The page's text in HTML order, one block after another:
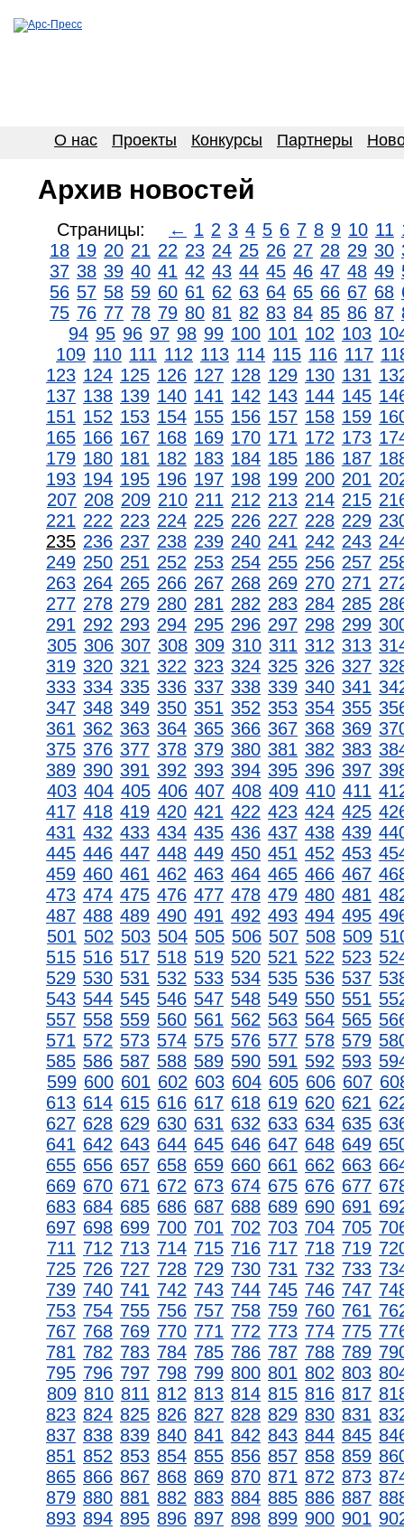
О нас Проекты Конкурсы Партнеры
Архив новостей
Страницы: ← 1 2 3 4 5 6 7 8 9 10 11
18 19 20 21 22 23 24 25 26 27 28 29 30
37 38 39 40 41 42 43 44 45 46 47 48 49
56 57 58 59 60 61 62 63 64 65 66 67 68
75 76 77 78 79 80 81 82 83 84 85 86 87
94 95 96 97 98 99 100 101 102 103
109 110 111 112 113 114 115 116 117
123 124 125 126 127 128 129 130 131
137 138 139 140 141 142 143 144 145
151 152 153 154 155 156 157 158 159
165 166 167 168 169 170 171 172 173
179 180 181 182 183 184 185 186 187
193 194 195 196 197 198 199 200 201
207 208 209 210 211 212 213 214 215
221 222 223 224 225 226 227 228 229
235 236 237 238 239 240 241 242 243
249 250 251 252 253 254 255 256 257
263 264 265 266 267 268 269 270 271
277 278 279 280 281 282 283 284 285
291 292 293 294 295 296 297 298 299
305 306 307 308 309 310 311 312 313
319 320 321 322 323 324 325 326 327
333 334 335 336 337 338 339 340 341
347 348 349 350 351 352 353 354 355
361 362 363 364 365 366 367 368 369
375 376 377 378 379 380 381 382 383
389 390 391 392 393 394 395 396 397
403 404 405 406 407 408 409 410 411
417 418 419 420 421 422 423 424 425
431 432 433 434 435 436 437 438 439
445 446 447 448 449 450 451 452 453
459 460 461 462 463 464 465 466 467
473 474 475 476 477 478 479 480 481
487 488 489 490 491 492 493 494 495
501 502 503 504 505 506 507 508 509
515 516 517 518 519 520 521 522 523
529 530 531 532 533 534 535 536 537
543 544 545 546 547 548 549 550 551
557 558 559 560 561 562 563 564 565
571 572 573 574 575 576 577 578 579
585 586 587 588 589 590 591 592 593
599 600 601 602 603 604 605 606 607
613 614 615 616 617 618 619 620 621
627 628 629 630 631 632 633 634 635
641 642 643 644 645 646 647 648 649
655 656 657 658 659 660 661 662 663
669 670 671 672 673 674 675 676 677
683 684 685 686 687 688 689 690 691
697 698 699 700 701 702 703 704 705
711 712 713 714 715 716 717 718 719
725 726 727 728 729 730 731 732 733
739 740 741 742 743 744 745 746 747
753 754 755 756 757 758 759 760 761
767 768 769 770 771 772 773 774 775
781 782 783 784 785 786 787 788 789
795 796 797 798 799 800 801 802 803
809 810 811 812 813 814 815 816 817
823 824 825 826 827 828 829 830 831
837 838 839 840 841 842 843 844 845
851 852 853 854 855 856 857 858 859
865 866 867 868 869 870 871 872 873
879 880 881 882 883 884 885 886 887
893 894 895 896 897 898 899 900 901